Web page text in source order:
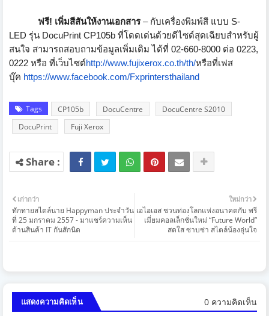
ฟรี! เพิ่มสีสันให้งานเอกสาร –กับเครื่องพิมพ์สี แบบ S-
LED รุ่น DocuPrint CP105b ที่โดดเด่นด้วยดีไซด์สุดเฉียบสำหรับผู้
สนใจ สามารถสอบถามข้อมูลเพิ่มเติม ได้ที่ 02-660-8000 ต่อ 0223,
0222 หรือ ที่เว็บไซต์http://www.fujixerox.co.th/th/หรือที่เฟส
บุ๊ค https://www.facebook.com/Fxprintersthailand
Tags CP105b DocuCentre
DocuCentre S2010
DocuPrint
Fuji Xerox
ใหม่กว่า
เอไอเอส ชวนท่องโลกแห่งอนาคตกับ พรี
เมี่ยมคอลเล็กชั่นใหม่ “Future World”
สดใส ซาบซ่า สไตล์น้องอุ่นใจ
เก่ากว่า
ทักทายสไตล์นาย Happyman ประจำวัน
ที่ 25 มกราคม 2557 - มาแชร์ความเห็น
ด้านสินค้า IT กันสักนิด
แสดงความคิดเห็น 0 ความคิดเห็น